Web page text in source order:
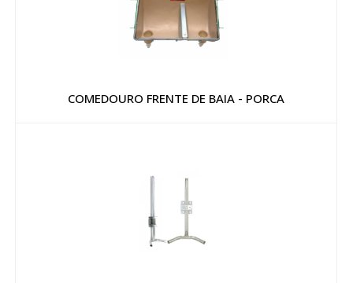
COMEDOURO FRENTE DE BAIA - PORCA